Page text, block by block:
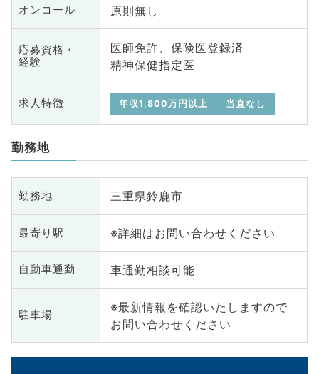
オンコール 原則無し
応募資格・
経験
医師免許、保険医登録済
精神保健指定医
求人特徴 年収1,800万円以上 当直なし
勤務地
勤務地 三重県鈴鹿市
最寄り駅 ※詳細はお問い合わせください
自動車通勤 車通勤相談可能
駐車場
※最新情報を確認いたしますので
お問い合わせください